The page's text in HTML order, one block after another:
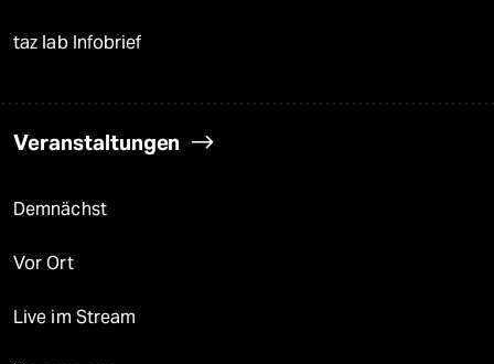
taz lab Infobrief
Veranstaltungen
Demnächst
Vor Ort
Live im Stream